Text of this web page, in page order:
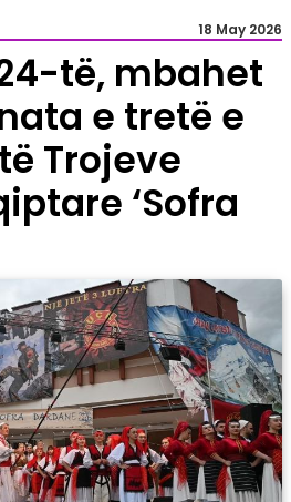
18 May 2026
të, mbahet
e tretë e
Trojeve
‘Sofra